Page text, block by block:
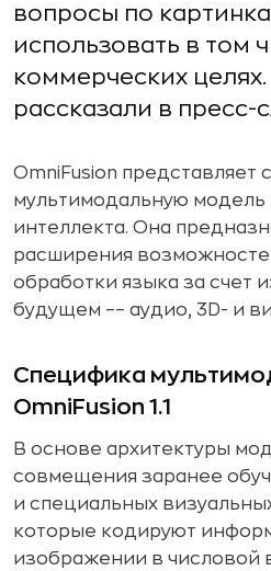
вопросы по
использовать в том
коммерческих
рассказали в пресс-
OmniFusion представляет
мультимодальную модель
интеллекта. Она
расширения
обработки языка за счет
будущем –– аудио, 3D- и
Специфика
OmniFusion 1.1
В основе архитектуры
совмещения заранее
и специальных
которые кодируют
изображении в числовой